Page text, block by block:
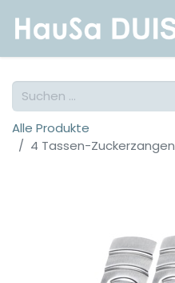
Alle Produkte
4 Tassen-